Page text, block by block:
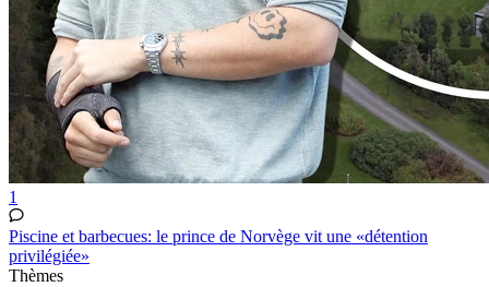
1
Piscine et barbecues: le prince de Norvège vit une «détention
privilégiée»
Thèmes